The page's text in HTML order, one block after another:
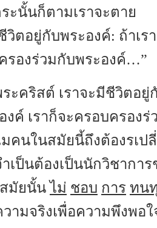
ะนั้นก็ตามเราจะตาย
ตอยู่กับพระองค์: ถ้าเรา
รองร่วมกับพระองค์…”
ะคริสต์ เราจะมีชีวิตอยู่
งค์ เราก็จะครอบครองร่
คนในสมัยนี้ถึงต้องรเป
เป็นต้องเป็นนักวิชาการ
สมัยนั้นไม่ ชอบ การ ทน
ามจริงเพื่อความพึงพอ